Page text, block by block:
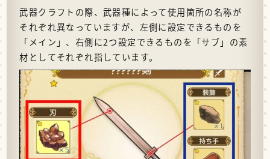
武器クラフトの際、武器種によって使用箇所の名称が
それぞれ異なっていますが、左側に設定できるものを
「メイン」、右側に2つ設定できるものを「サブ」の素
材としてそれぞれ指しています。